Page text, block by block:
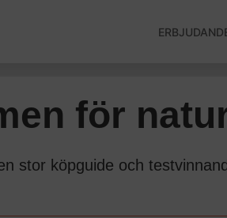
för
stor köpguide och